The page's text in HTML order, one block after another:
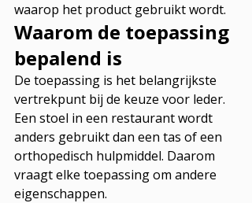
waarop het product gebruikt wordt.
Waarom de toepassing
bepalend is
De toepassing is het belangrijkste
vertrekpunt bij de keuze voor leder.
Een stoel in een restaurant wordt
anders gebruikt dan een tas of een
orthopedisch hulpmiddel. Daarom
vraagt elke toepassing om andere
eigenschappen.